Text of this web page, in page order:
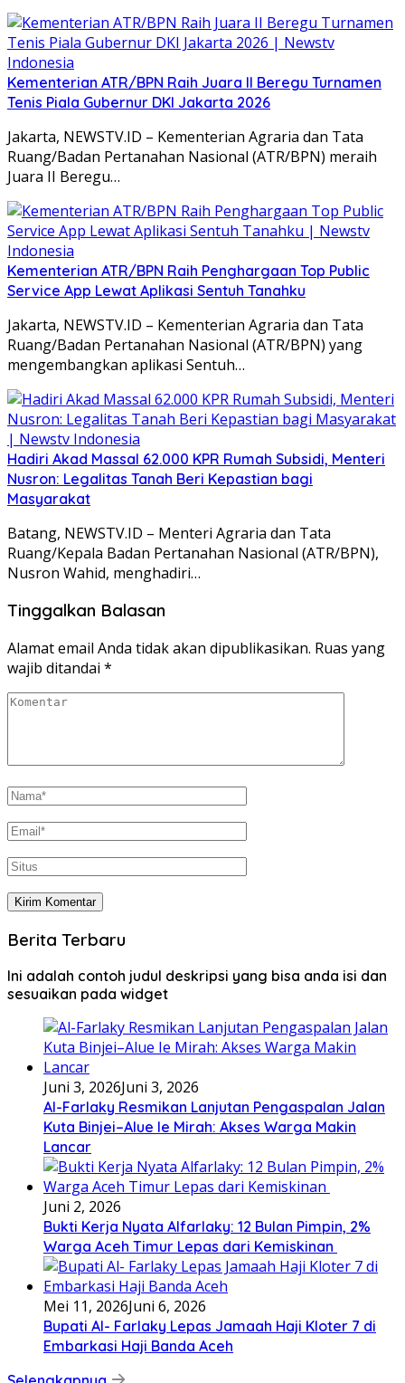
Kementerian ATR/BPN Raih Juara II Beregu Turnamen
Tenis Piala Gubernur DKI Jakarta 2026
Jakarta, NEWSTV.ID – Kementerian Agraria dan Tata
Ruang/Badan Pertanahan Nasional (ATR/BPN) meraih
Juara II Beregu…
Kementerian ATR/BPN Raih Penghargaan Top Public
Service App Lewat Aplikasi Sentuh Tanahku
Jakarta, NEWSTV.ID – Kementerian Agraria dan Tata
Ruang/Badan Pertanahan Nasional (ATR/BPN) yang
mengembangkan aplikasi Sentuh…
Hadiri Akad Massal 62.000 KPR Rumah Subsidi, Menteri
Nusron: Legalitas Tanah Beri Kepastian bagi
Masyarakat
Batang, NEWSTV.ID – Menteri Agraria dan Tata
Ruang/Kepala Badan Pertanahan Nasional (ATR/BPN),
Nusron Wahid, menghadiri…
Tinggalkan Balasan
Alamat email Anda tidak akan dipublikasikan. Ruas yang
wajib ditandai *
Berita Terbaru
Ini adalah contoh judul deskripsi yang bisa anda isi dan
sesuaikan pada widget
Juni 3, 2026Juni 3, 2026
Al-Farlaky Resmikan Lanjutan Pengaspalan Jalan
Kuta Binjei–Alue Ie Mirah: Akses Warga Makin
Lancar
Juni 2, 2026
Bukti Kerja Nyata Alfarlaky: 12 Bulan Pimpin, 2%
Warga Aceh Timur Lepas dari Kemiskinan ‎
Mei 11, 2026Juni 6, 2026
Bupati Al- Farlaky Lepas Jamaah Haji Kloter 7 di
Embarkasi Haji Banda Aceh